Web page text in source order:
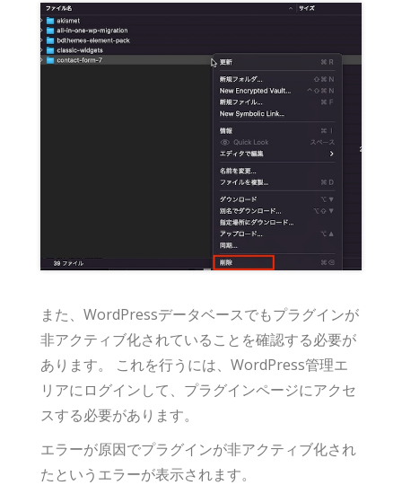
また、WordPressデータベースでもプラグインが
非アクティブ化されていることを確認する必要が
あります。 これを行うには、WordPress管理エ
リアにログインして、プラグインページにアクセ
スする必要があります。
エラーが原因でプラグインが非アクティブ化され
たというエラーが表示されます。